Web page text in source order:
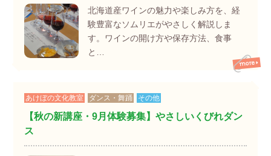
北海道産ワインの魅力や楽しみ方を、経
験豊富なソムリエがやさしく解説しま
す。ワインの開け方や保存方法、食事
と…
あけぼの文化教室 ダンス・舞踊 その他
【秋の新講座・9月体験募集】やさしいくびれダン
ス